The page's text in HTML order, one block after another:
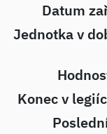
Datum
Jednotka v
Konec v